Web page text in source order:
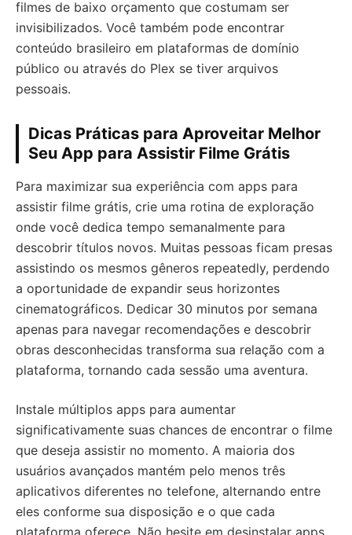
filmes de baixo orçamento que costumam ser
invisibilizados. Você também pode encontrar
conteúdo brasileiro em plataformas de domínio
público ou através do Plex se tiver arquivos
pessoais.
Dicas Práticas para Aproveitar Melhor
Seu App para Assistir Filme Grátis
Para maximizar sua experiência com apps para
assistir filme grátis, crie uma rotina de exploração
onde você dedica tempo semanalmente para
descobrir títulos novos. Muitas pessoas ficam presas
assistindo os mesmos gêneros repeatedly, perdendo
a oportunidade de expandir seus horizontes
cinematográficos. Dedicar 30 minutos por semana
apenas para navegar recomendações e descobrir
obras desconhecidas transforma sua relação com a
plataforma, tornando cada sessão uma aventura.
Instale múltiplos apps para aumentar
significativamente suas chances de encontrar o filme
que deseja assistir no momento. A maioria dos
usuários avançados mantém pelo menos três
aplicativos diferentes no telefone, alternando entre
eles conforme sua disposição e o que cada
plataforma oferece. Não hesite em desinstalar apps